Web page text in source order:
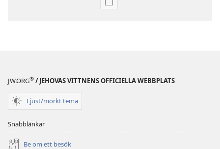
Valmöjligheter
22 april
JW.ORG® / JEHOVAS VITTNENS OFFICIELLA WEBBPLATS
Ljust/mörkt tema
Snabblänkar
Be om ett besök